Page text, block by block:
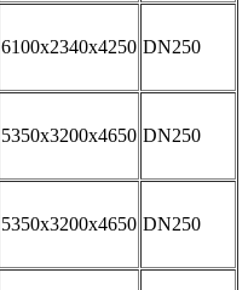
6100x2340x4250 DN250
5350x3200x4650 DN250
5350x3200x4650 DN250